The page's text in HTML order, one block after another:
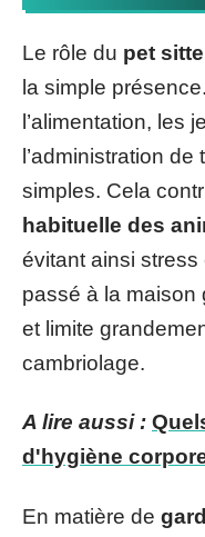
Le rôle du pet
la simple
l’alimentation, les
l’administration
simples. Cela
habituelle des
évitant ainsi
passé à la maison
et limite
cambriolage.
A lire aussi :
d'hygiène
En matière de